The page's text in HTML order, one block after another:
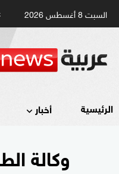
السبت 8 أغسطس 2026
الرئيسية أخبار
وكالة